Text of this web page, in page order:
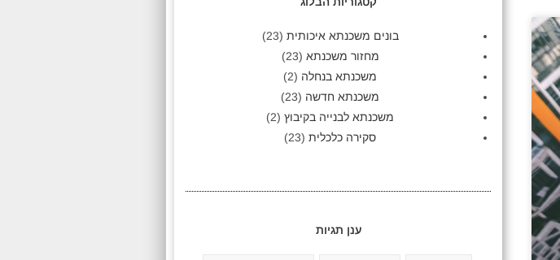
בונים משכנתא איכותית (23)
מחזור משכנתא (23)
משכנתא בנחלה (2)
משכנתא חדשה (23)
משכנתא לבנייה בקיבוץ (2)
סקירה כלכלית (23)
ענן תגיות